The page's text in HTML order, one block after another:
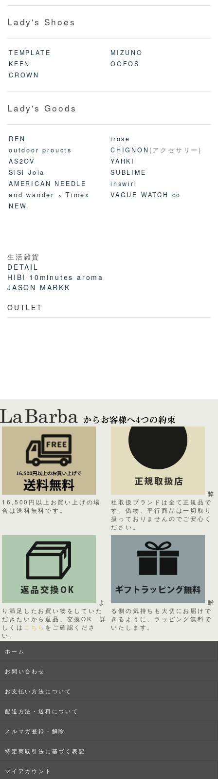
Lady's Shoes
TEMPLATE
MIZUNO
KEEN
OOFOS
CROWN
Lady's Goods
REN
irose
outdoor proucts
CHIGNON (アクセサリー)
AS2OV
YAHKI
SiSi Joia
SUBLIME
AMERICAN NEEDLE
inswirl
and wander × Timex
VAGUE WATCH co
NEW.
生活雑貨
DETAIL
HIBI 10minutes aroma
JASON MARKK
OUTLET
16,500円以上お買い上げの場
合は送料無料です。
弊
社取扱ブランドは全て正規品で
す。偽物、平行商品は一切取り
扱っておりませんのでご安心く
ださい。
よ
り満足したお買い物をしていた
だきたいから返品、交換OK 詳
しくは こちら をご確認くださ
い。
贈
る側の気持ちも大切にお届けで
きるように、ラッピング無料で
いたします。
ホーム
お問い合わせ
お支払い方法について
配送方法・送料について
メルマガ登録・解除
特定商取引法に基づく表記
マイアカウント